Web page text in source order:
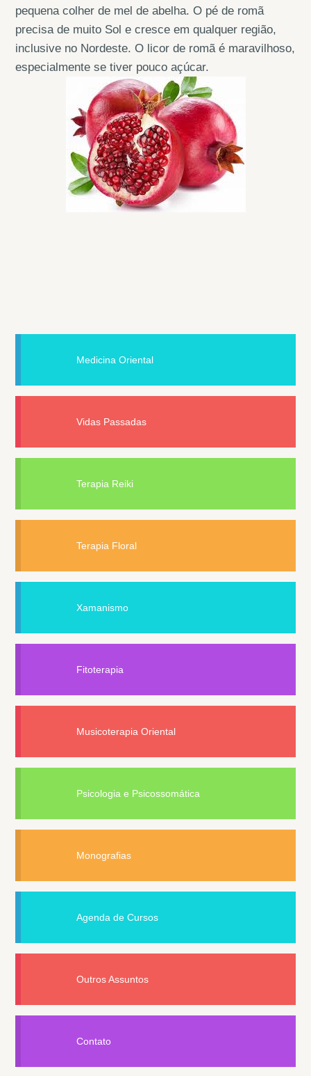
pequena colher de mel de abelha. O pé de romã
precisa de muito Sol e cresce em qualquer região,
inclusive no Nordeste. O licor de romã é maravilhoso,
especialmente se tiver pouco açúcar.
Medicina Oriental
Vidas Passadas
Terapia Reiki
Terapia Floral
Xamanismo
Fitoterapia
Musicoterapia Oriental
Psicologia e Psicossomática
Monografias
Agenda de Cursos
Outros Assuntos
Contato